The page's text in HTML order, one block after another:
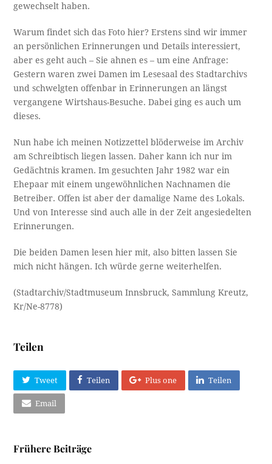
gewechselt haben.
Warum findet sich das Foto hier? Erstens sind wir immer
an persönlichen Erinnerungen und Details interessiert,
aber es geht auch – Sie ahnen es – um eine Anfrage:
Gestern waren zwei Damen im Lesesaal des Stadtarchivs
und schwelgten offenbar in Erinnerungen an längst
vergangene Wirtshaus-Besuche. Dabei ging es auch um
dieses.
Nun habe ich meinen Notizzettel blöderweise im Archiv
am Schreibtisch liegen lassen. Daher kann ich nur im
Gedächtnis kramen. Im gesuchten Jahr 1982 war ein
Ehepaar mit einem ungewöhnlichen Nachnamen die
Betreiber. Offen ist aber der damalige Name des Lokals.
Und von Interesse sind auch alle in der Zeit angesiedelten
Erinnerungen.
Die beiden Damen lesen hier mit, also bitten lassen Sie
mich nicht hängen. Ich würde gerne weiterhelfen.
(Stadtarchiv/Stadtmuseum Innsbruck, Sammlung Kreutz,
Kr/Ne-8778)
Teilen
Tweet Teilen Plus one Teilen
Email
Frühere Beiträge